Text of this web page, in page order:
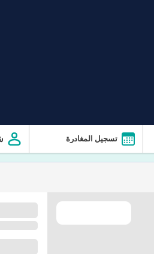
تسجيل المغادرة